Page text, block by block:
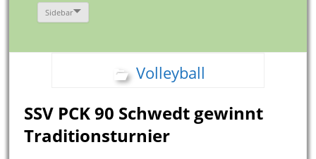
Sidebar
Volleyball
SSV PCK 90 Schwedt gewinnt
Traditionsturnier